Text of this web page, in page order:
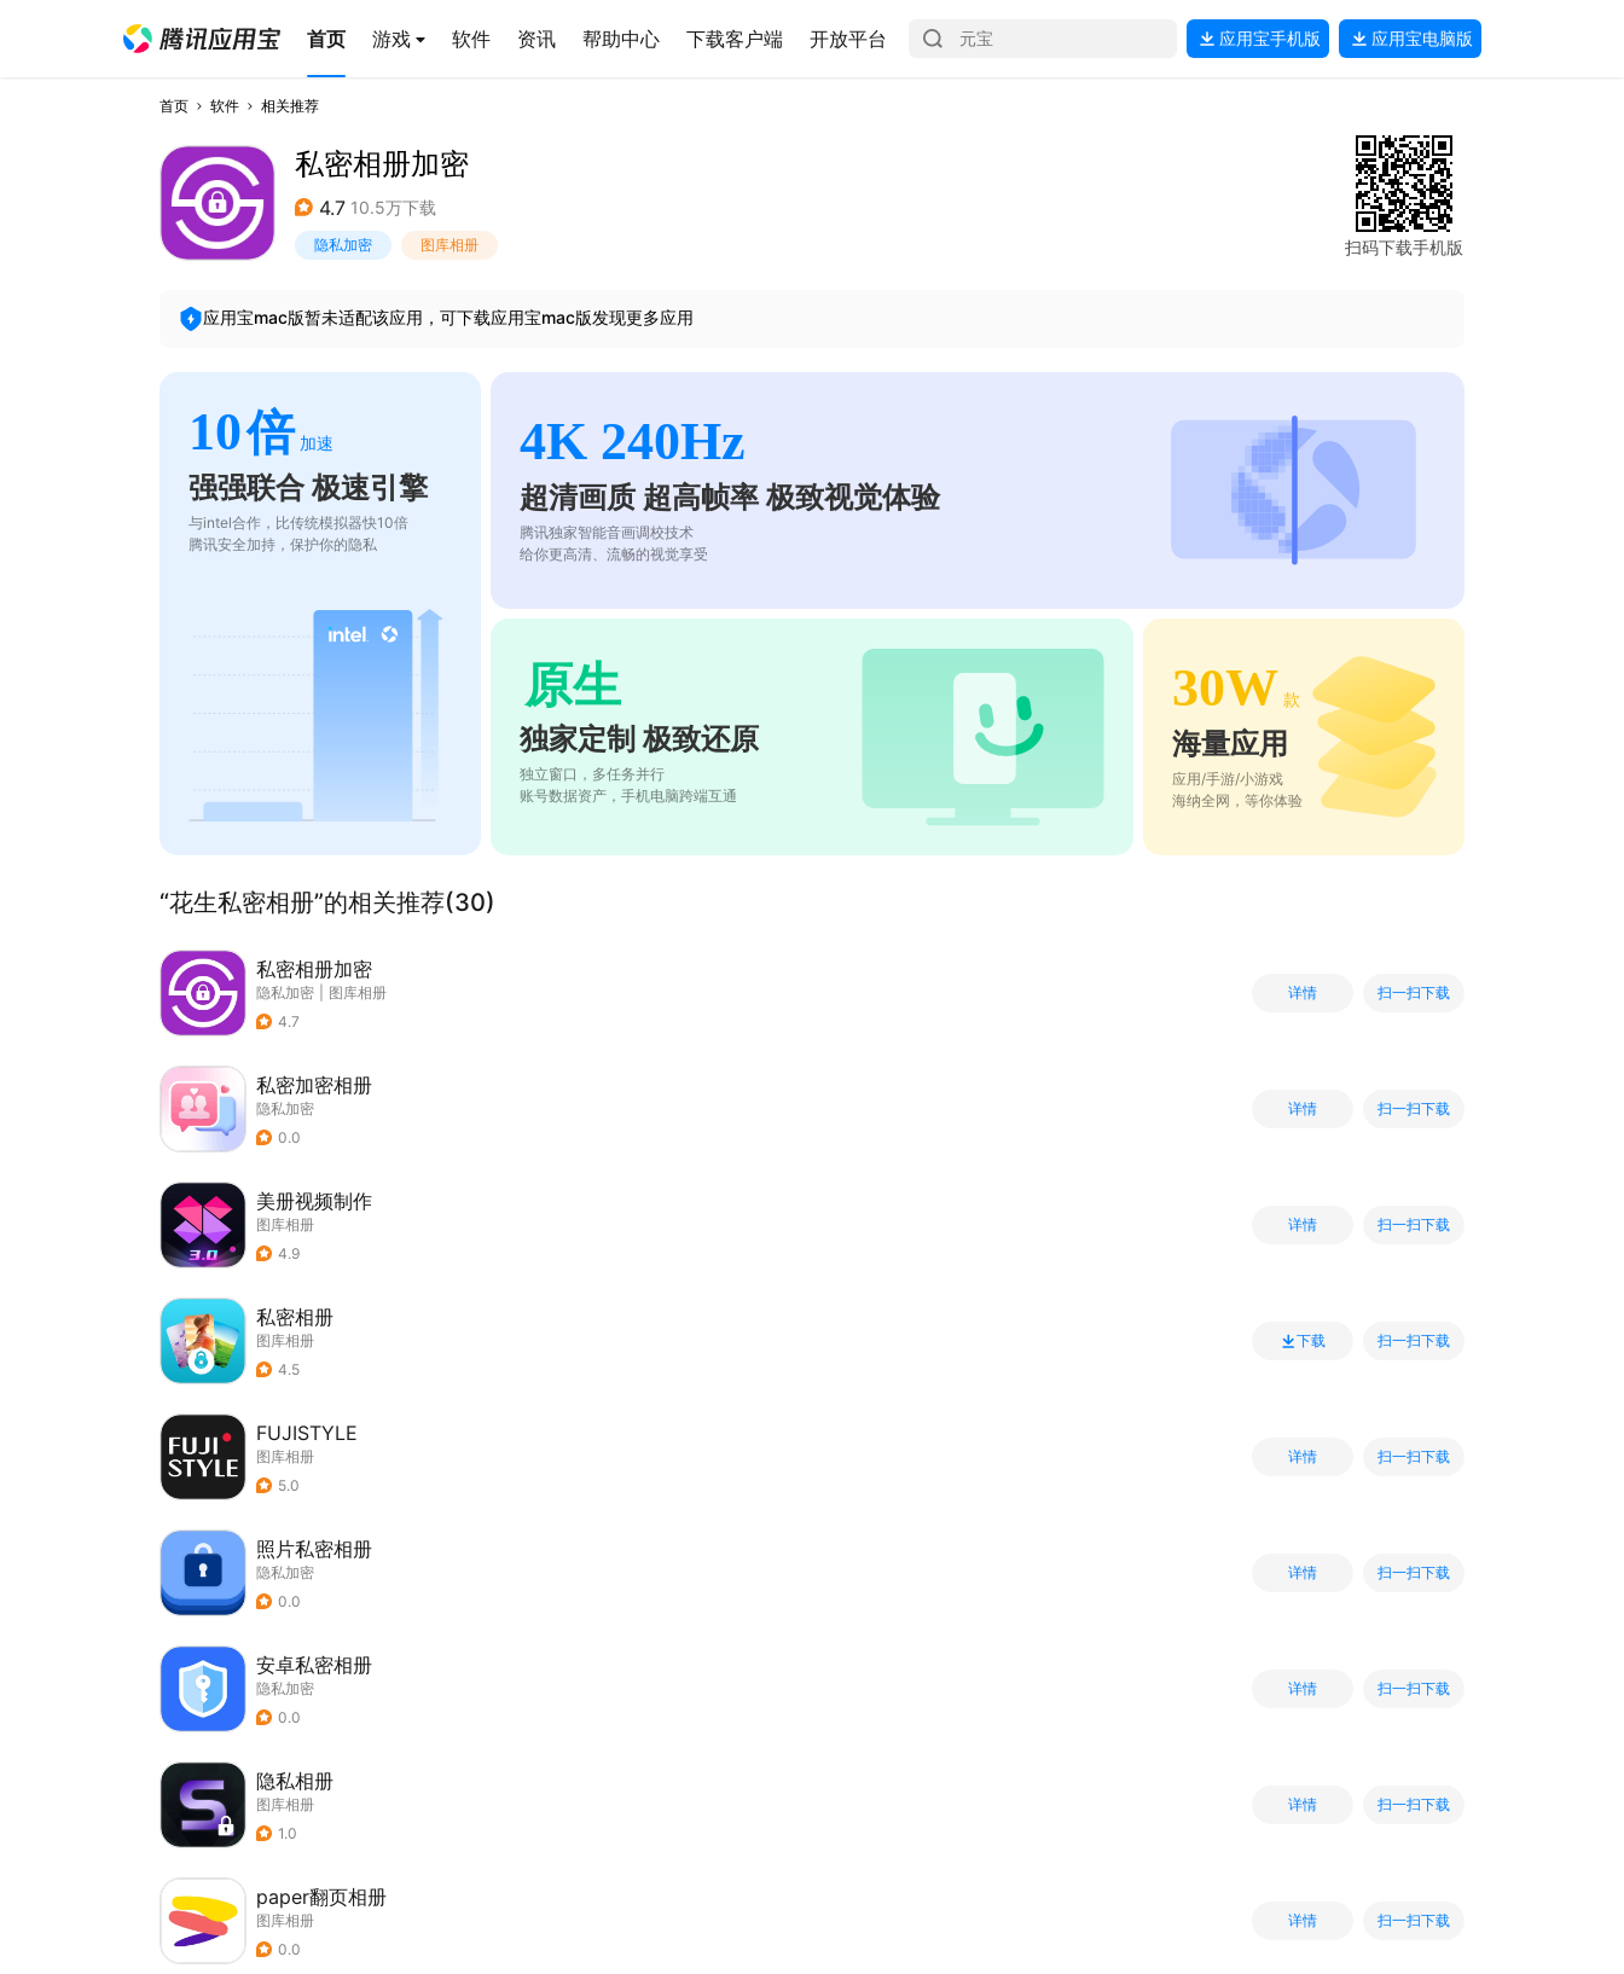
首页 游戏 软件 资讯 帮助中心 下载客户端 开放平台 应用宝手机版 应用宝电脑版
首页 软件 相关推荐
私密相册加密
4.7 10.5万下载
隐私加密 图库相册 扫码下载手机版
应用宝mac版暂未适配该应用，可下载应用宝mac版发现更多应用
10倍 加速
强强联合 极速引擎
与intel合作，比传统模拟器快10倍
腾讯安全加持，保护你的隐私
4K 240Hz
超清画质 超高帧率 极致视觉体验
腾讯独家智能音画调校技术
给你更高清、流畅的视觉享受
原生
独家定制 极致还原
独立窗口，多任务并行
账号数据资产，手机电脑跨端互通
30W 款
海量应用
应用/手游/小游戏
海纳全网，等你体验
“花生私密相册”的相关推荐(30)
私密相册加密
隐私加密
图库相册
4.7
详情 扫一扫下载
私密加密相册
隐私加密
0.0
详情 扫一扫下载
美册视频制作
图库相册
4.9
详情 扫一扫下载
私密相册
图库相册
4.5
下载 扫一扫下载
FUJISTYLE
图库相册
5.0
详情 扫一扫下载
照片私密相册
隐私加密
0.0
详情 扫一扫下载
安卓私密相册
隐私加密
0.0
详情 扫一扫下载
隐私相册
图库相册
1.0
详情 扫一扫下载
paper翻页相册
图库相册
0.0
详情 扫一扫下载